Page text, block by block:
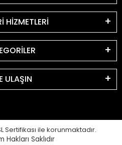
HİZMETLERİ
ULAŞIN
Sertifikası ile korunmaktadır.
Hakları Saklıdır